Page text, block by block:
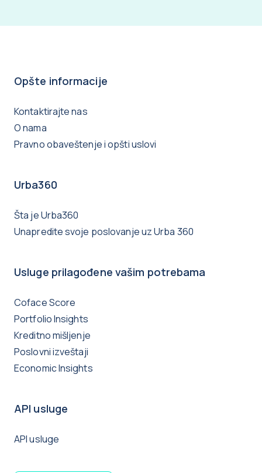
Opšte informacije
Kontaktirajte nas
O nama
Pravno obaveštenje i opšti uslovi
Urba360
Šta je Urba360
Unapredite svoje poslovanje uz Urba 360
Usluge prilagođene vašim potrebama
Coface Score
Portfolio Insights
Kreditno mišljenje
Poslovni izveštaji
Economic Insights
API usluge
API usluge